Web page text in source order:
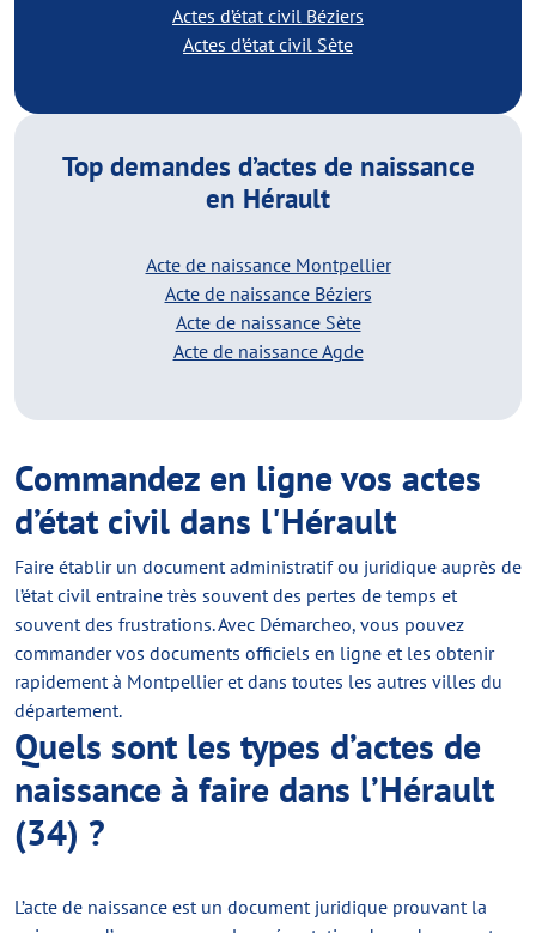
Actes d’état civil Béziers
Actes d’état civil Sète
Top demandes d’actes de naissance
en Hérault
Acte de naissance Montpellier
Acte de naissance Béziers
Acte de naissance Sète
Acte de naissance Agde
Commandez en ligne vos actes
d’état civil dans l'Hérault
Faire établir un document administratif ou juridique auprès de
l’état civil entraine très souvent des pertes de temps et
souvent des frustrations. Avec Démarcheo, vous pouvez
commander vos documents officiels en ligne et les obtenir
rapidement à Montpellier et dans toutes les autres villes du
département.
Quels sont les types d’actes de
naissance à faire dans l’Hérault
(34) ?
L’acte de naissance est un document juridique prouvant la